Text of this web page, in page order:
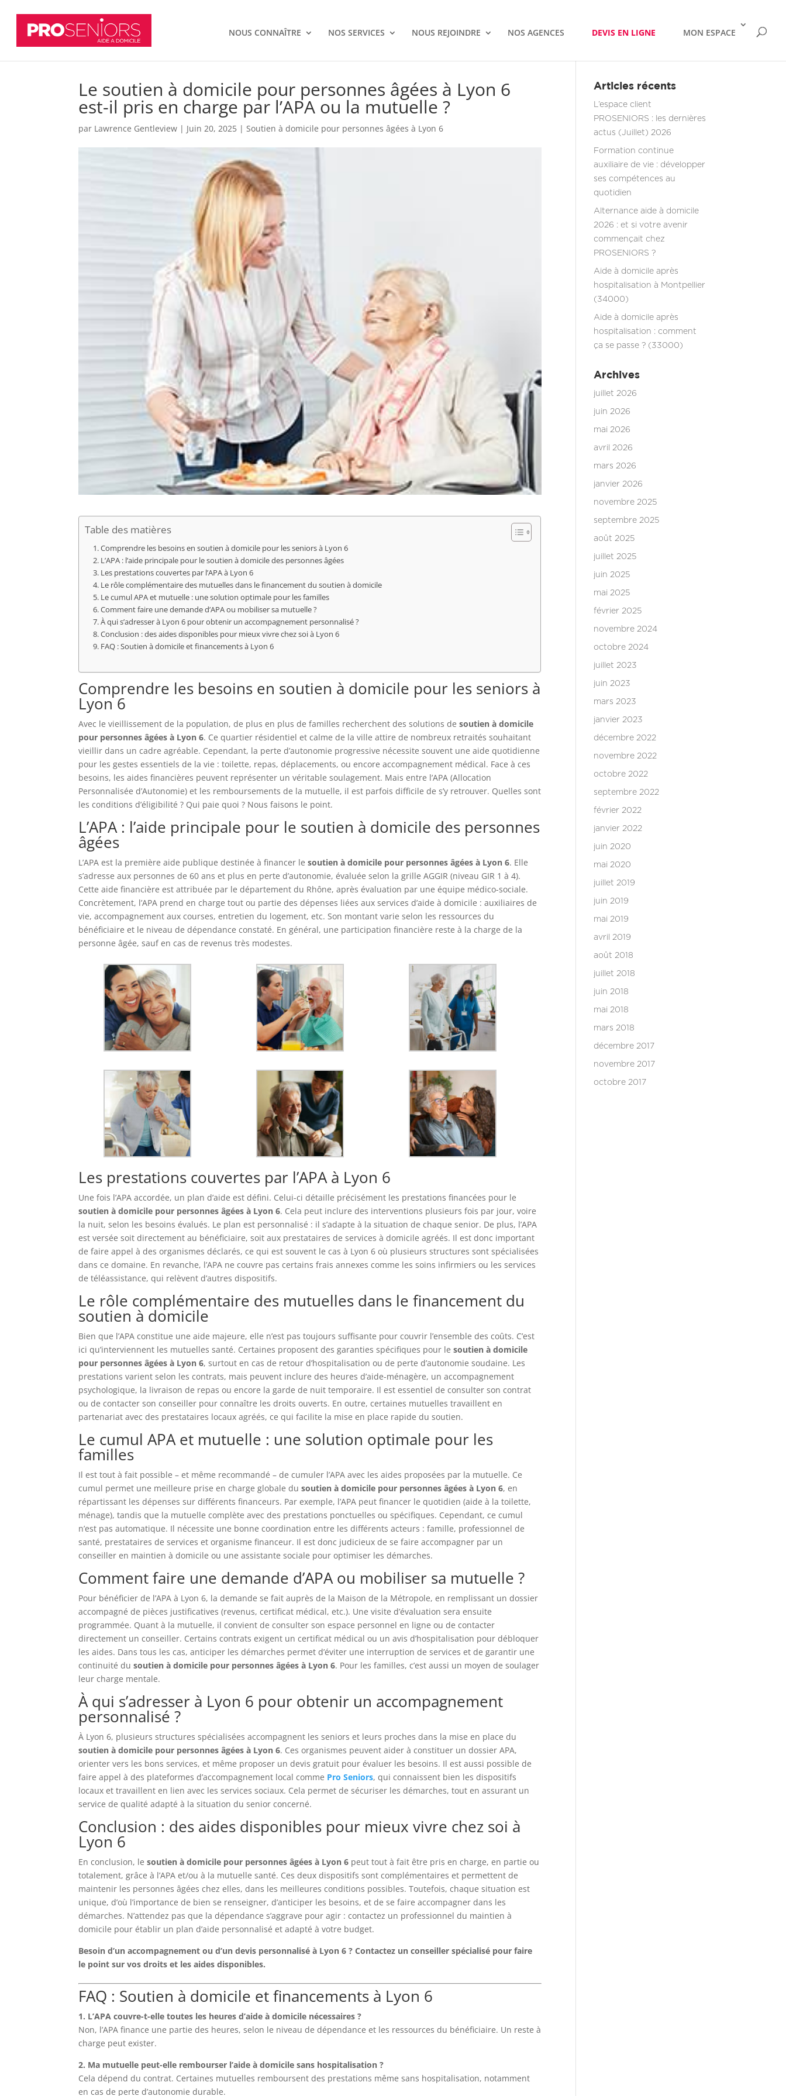
NOUS CONNAÎTRE NOS SERVICES NOUS REJOINDRE NOS AGENCES DEVIS EN LIGNE MON ESPACE
Le soutien à domicile pour personnes âgées à Lyon 6
est-il pris en charge par l’APA ou la mutuelle ?
par Lawrence Gentleview | Juin 20, 2025 |Soutien à domicile pour personnes âgées à Lyon 6
Table des matières
Comprendre les besoins en soutien à domicile pour les seniors à Lyon 6
L’APA : l’aide principale pour le soutien à domicile des personnes âgées
Les prestations couvertes par l’APA à Lyon 6
Le rôle complémentaire des mutuelles dans le financement du soutien à domicile
Le cumul APA et mutuelle : une solution optimale pour les familles
Comment faire une demande d’APA ou mobiliser sa mutuelle ?
À qui s’adresser à Lyon 6 pour obtenir un accompagnement personnalisé ?
Conclusion : des aides disponibles pour mieux vivre chez soi à Lyon 6
FAQ : Soutien à domicile et financements à Lyon 6
Comprendre les besoins en soutien à domicile pour les seniors à
Lyon 6
Avec le vieillissement de la population, de plus en plus de familles recherchent des solutions desoutien à domicile
pour personnes âgées à Lyon 6. Ce quartier résidentiel et calme de la ville attire de nombreux retraités souhaitant
vieillir dans un cadre agréable. Cependant, la perte d’autonomie progressive nécessite souvent une aide quotidienne
pour les gestes essentiels de la vie : toilette, repas, déplacements, ou encore accompagnement médical. Face à ces
besoins, les aides financières peuvent représenter un véritable soulagement. Mais entre l’APA (Allocation
Personnalisée d’Autonomie) et les remboursements de la mutuelle, il est parfois difficile de s’y retrouver. Quelles sont
les conditions d’éligibilité ? Qui paie quoi ? Nous faisons le point.
L’APA : l’aide principale pour le soutien à domicile des personnes
âgées
L’APA est la première aide publique destinée à financer lesoutien à domicile pour personnes âgées à Lyon 6. Elle
s’adresse aux personnes de 60 ans et plus en perte d’autonomie, évaluée selon la grille AGGIR (niveau GIR 1 à 4).
Cette aide financière est attribuée par le département du Rhône, après évaluation par une équipe médico-sociale.
Concrètement, l’APA prend en charge tout ou partie des dépenses liées aux services d’aide à domicile : auxiliaires de
vie, accompagnement aux courses, entretien du logement, etc. Son montant varie selon les ressources du
bénéficiaire et le niveau de dépendance constaté. En général, une participation financière reste à la charge de la
personne âgée, sauf en cas de revenus très modestes.
Les prestations couvertes par l’APA à Lyon 6
Une fois l’APA accordée, un plan d’aide est défini. Celui-ci détaille précisément les prestations financées pour le
soutien à domicile pour personnes âgées à Lyon 6. Cela peut inclure des interventions plusieurs fois par jour, voire
la nuit, selon les besoins évalués. Le plan est personnalisé : il s’adapte à la situation de chaque senior. De plus, l’APA
est versée soit directement au bénéficiaire, soit aux prestataires de services à domicile agréés. Il est donc important
de faire appel à des organismes déclarés, ce qui est souvent le cas à Lyon 6 où plusieurs structures sont spécialisées
dans ce domaine. En revanche, l’APA ne couvre pas certains frais annexes comme les soins infirmiers ou les services
de téléassistance, qui relèvent d’autres dispositifs.
Le rôle complémentaire des mutuelles dans le financement du
soutien à domicile
Bien que l’APA constitue une aide majeure, elle n’est pas toujours suffisante pour couvrir l’ensemble des coûts. C’est
ici qu’interviennent les mutuelles santé. Certaines proposent des garanties spécifiques pour lesoutien à domicile
pour personnes âgées à Lyon 6, surtout en cas de retour d’hospitalisation ou de perte d’autonomie soudaine. Les
prestations varient selon les contrats, mais peuvent inclure des heures d’aide-ménagère, un accompagnement
psychologique, la livraison de repas ou encore la garde de nuit temporaire. Il est essentiel de consulter son contrat
ou de contacter son conseiller pour connaître les droits ouverts. En outre, certaines mutuelles travaillent en
partenariat avec des prestataires locaux agréés, ce qui facilite la mise en place rapide du soutien.
Le cumul APA et mutuelle : une solution optimale pour les
familles
Il est tout à fait possible – et même recommandé – de cumuler l’APA avec les aides proposées par la mutuelle. Ce
cumul permet une meilleure prise en charge globale dusoutien à domicile pour personnes âgées à Lyon 6, en
répartissant les dépenses sur différents financeurs. Par exemple, l’APA peut financer le quotidien (aide à la toilette,
ménage), tandis que la mutuelle complète avec des prestations ponctuelles ou spécifiques. Cependant, ce cumul
n’est pas automatique. Il nécessite une bonne coordination entre les différents acteurs : famille, professionnel de
santé, prestataires de services et organisme financeur. Il est donc judicieux de se faire accompagner par un
conseiller en maintien à domicile ou une assistante sociale pour optimiser les démarches.
Comment faire une demande d’APA ou mobiliser sa mutuelle ?
Pour bénéficier de l’APA à Lyon 6, la demande se fait auprès de la Maison de la Métropole, en remplissant un dossier
accompagné de pièces justificatives (revenus, certificat médical, etc.). Une visite d’évaluation sera ensuite
programmée. Quant à la mutuelle, il convient de consulter son espace personnel en ligne ou de contacter
directement un conseiller. Certains contrats exigent un certificat médical ou un avis d’hospitalisation pour débloquer
les aides. Dans tous les cas, anticiper les démarches permet d’éviter une interruption de services et de garantir une
continuité dusoutien à domicile pour personnes âgées à Lyon 6. Pour les familles, c’est aussi un moyen de soulager
leur charge mentale.
À qui s’adresser à Lyon 6 pour obtenir un accompagnement
personnalisé ?
À Lyon 6, plusieurs structures spécialisées accompagnent les seniors et leurs proches dans la mise en place du
soutien à domicile pour personnes âgées à Lyon 6. Ces organismes peuvent aider à constituer un dossier APA,
orienter vers les bons services, et même proposer un devis gratuit pour évaluer les besoins. Il est aussi possible de
faire appel à des plateformes d’accompagnement local comme Pro Seniors, qui connaissent bien les dispositifs
locaux et travaillent en lien avec les services sociaux. Cela permet de sécuriser les démarches, tout en assurant un
service de qualité adapté à la situation du senior concerné.
Conclusion : des aides disponibles pour mieux vivre chez soi à
Lyon 6
En conclusion, lesoutien à domicile pour personnes âgées à Lyon 6 peut tout à fait être pris en charge, en partie ou
totalement, grâce à l’APA et/ou à la mutuelle santé. Ces deux dispositifs sont complémentaires et permettent de
maintenir les personnes âgées chez elles, dans les meilleures conditions possibles. Toutefois, chaque situation est
unique, d’où l’importance de bien se renseigner, d’anticiper les besoins, et de se faire accompagner dans les
démarches. N’attendez pas que la dépendance s’aggrave pour agir : contactez un professionnel du maintien à
domicile pour établir un plan d’aide personnalisé et adapté à votre budget.
Besoin d’un accompagnement ou d’un devis personnalisé à Lyon 6 ? Contactez un conseiller spécialisé pour faire
le point sur vos droits et les aides disponibles.
FAQ : Soutien à domicile et financements à Lyon 6
1. L’APA couvre-t-elle toutes les heures d’aide à domicile nécessaires ?
Non, l’APA finance une partie des heures, selon le niveau de dépendance et les ressources du bénéficiaire. Un reste à
charge peut exister.
2. Ma mutuelle peut-elle rembourser l’aide à domicile sans hospitalisation ?
Cela dépend du contrat. Certaines mutuelles remboursent des prestations même sans hospitalisation, notamment
en cas de perte d’autonomie durable.
Articles récents
L’espace client
PROSENIORS : les dernières
actus (Juillet) 2026
Formation continue
auxiliaire de vie : développer
ses compétences au
quotidien
Alternance aide à domicile
2026 : et si votre avenir
commençait chez
PROSENIORS ?
Aide à domicile après
hospitalisation à Montpellier
(34000)
Aide à domicile après
hospitalisation : comment
ça se passe ? (33000)
Archives
juillet 2026
juin 2026
mai 2026
avril 2026
mars 2026
janvier 2026
novembre 2025
septembre 2025
août 2025
juillet 2025
juin 2025
mai 2025
février 2025
novembre 2024
octobre 2024
juillet 2023
juin 2023
mars 2023
janvier 2023
décembre 2022
novembre 2022
octobre 2022
septembre 2022
février 2022
janvier 2022
juin 2020
mai 2020
juillet 2019
juin 2019
mai 2019
avril 2019
août 2018
juillet 2018
juin 2018
mai 2018
mars 2018
décembre 2017
novembre 2017
octobre 2017